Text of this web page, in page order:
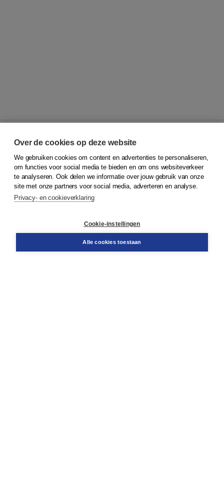
© 2026Koninklijke Boom uitgevers
Klantenservice
Service & informatie
Contact
Over de cookies op deze website
We gebruiken cookies om content en advertenties te personaliseren,
om functies voor social media te bieden en om ons websiteverkeer
te analyseren. Ook delen we informatie over jouw gebruik van onze
site met onze partners voor social media, adverteren en analyse.
Privacy- en cookieverklaring
Cookie-instellingen
Alle cookies toestaan